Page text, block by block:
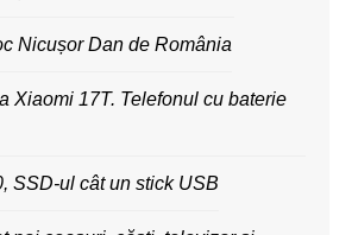
Nicușor Dan de România
Xiaomi 17T. Telefonul cu baterie
SSD-ul cât un stick USB